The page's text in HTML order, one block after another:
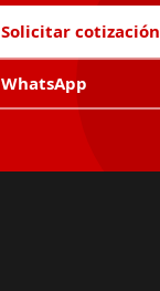
Solicitar cotización
WhatsApp